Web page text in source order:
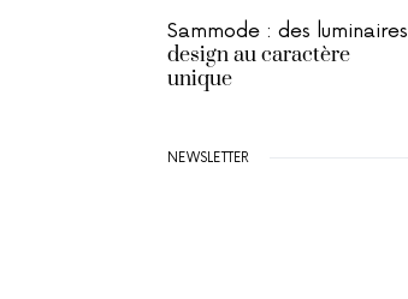
Sammode : des luminaires
design au caractère
unique
NEWSLETTER